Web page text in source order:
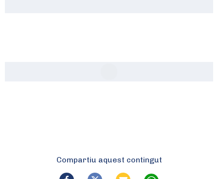
Compartiu aquest contingut